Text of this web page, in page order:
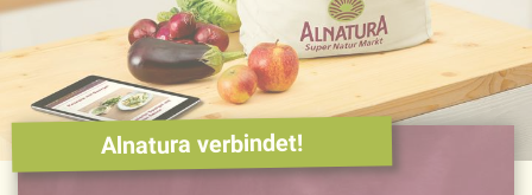
Alnatura verbindet!